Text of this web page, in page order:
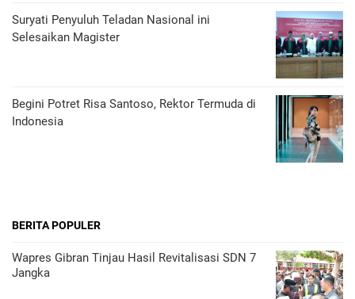
Suryati Penyuluh Teladan Nasional ini
Selesaikan Magister
Begini Potret Risa Santoso, Rektor Termuda di
Indonesia
BERITA POPULER
Wapres Gibran Tinjau Hasil Revitalisasi SDN 7
Jangka